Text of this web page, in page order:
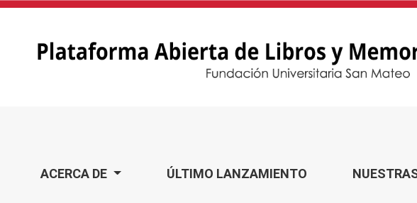
ACERCA DE ÚLTIMO LANZAMIENTO